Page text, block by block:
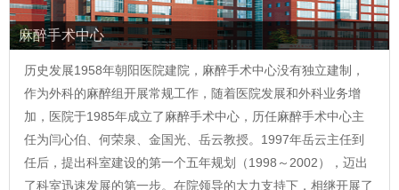
麻醉手术中心
历史发展1958年朝阳医院建院，麻醉手术中心没有独立建制，
作为外科的麻醉组开展常规工作，随着医院发展和外科业务增
加，医院于1985年成立了麻醉手术中心，历任麻醉手术中心主
任为闫心伯、何荣泉、金国光、岳云教授。1997年岳云主任到
任后，提出科室建设的第一个五年规划（1998～2002），迈出
了科室迅速发展的第一步。在院领导的大力支持下，相继开展了